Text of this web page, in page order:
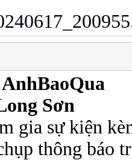
AnhBaoQua
Sơn
gia sự kiện
thông báo